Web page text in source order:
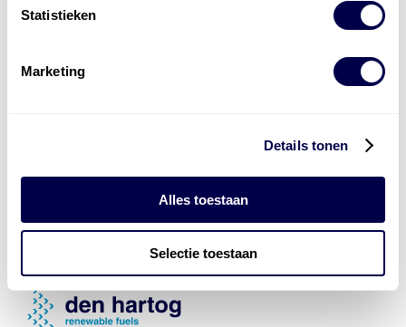
Statistieken
Marketing
Details tonen
Alles toestaan
Selectie toestaan
enERE’s
LaadnetwerkenLaadpassen